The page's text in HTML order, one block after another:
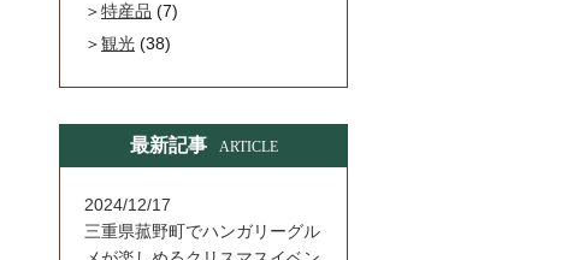
特産品 (7)
観光 (38)
最新記事 ARTICLE
2024/12/17
三重県菰野町でハンガリーグル